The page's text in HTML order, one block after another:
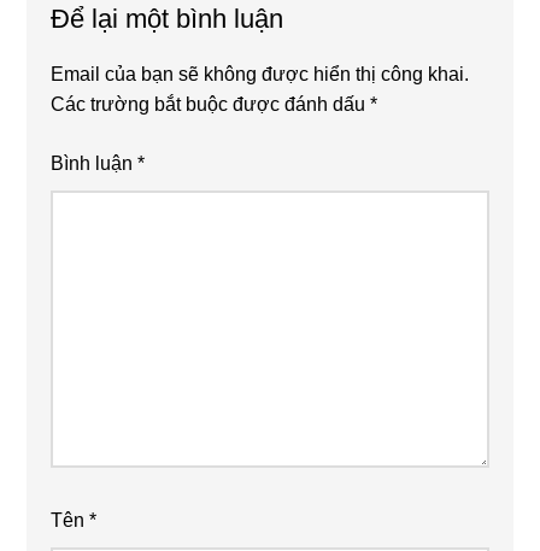
Interactions
Để lại một bình luận
Email của bạn sẽ không được hiển thị công khai.
Các trường bắt buộc được đánh dấu*
Bình luận*
Tên*